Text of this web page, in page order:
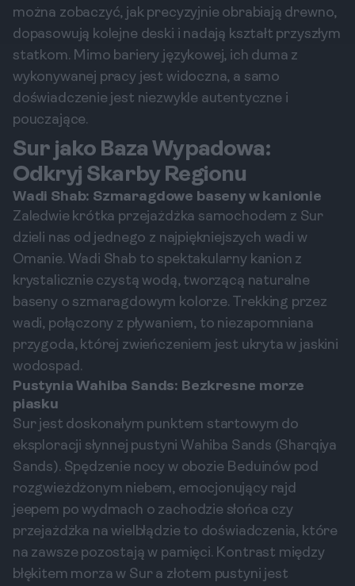
można zobaczyć, jak precyzyjnie obrabiają drewno,
dopasowują kolejne deski i nadają kształt przyszłym
statkom. Mimo bariery językowej, ich duma z
wykonywanej pracy jest widoczna, a samo
doświadczenie jest niezwykle autentyczne i
pouczające.
Sur jako Baza Wypadowa:
Odkryj Skarby Regionu
Wadi Shab: Szmaragdowe baseny w kanionie
Zaledwie krótka przejażdżka samochodem z Sur
dzieli nas od jednego z najpiękniejszych wadi w
Omanie. Wadi Shab to spektakularny kanion z
krystalicznie czystą wodą, tworzącą naturalne
baseny o szmaragdowym kolorze. Trekking przez
wadi, połączony z pływaniem, to niezapomniana
przygoda, której zwieńczeniem jest ukryta w jaskini
wodospad.
Pustynia Wahiba Sands: Bezkresne morze
piasku
Sur jest doskonałym punktem startowym do
eksploracji słynnej pustyni Wahiba Sands (Sharqiya
Sands). Spędzenie nocy w obozie Beduinów pod
rozgwieżdżonym niebem, emocjonujący rajd
jeepem po wydmach o zachodzie słońca czy
przejażdżka na wielbłądzie to doświadczenia, które
na zawsze pozostają w pamięci. Kontrast między
błękitem morza w Sur a złotem pustyni jest